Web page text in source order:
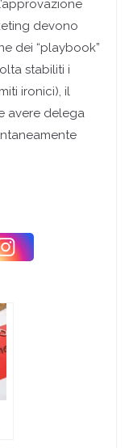
devono
dei “playbook”
stabiliti i
ironici), il
avere delega